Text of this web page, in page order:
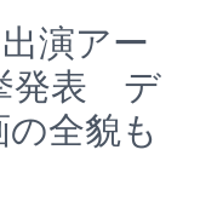
演アー
発表 デ
全貌も